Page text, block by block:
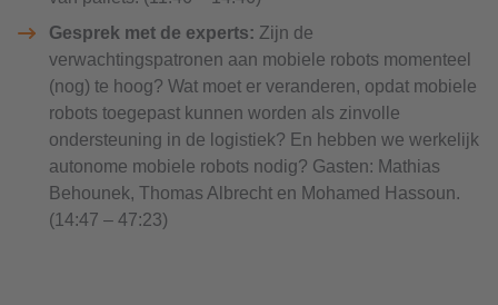
Gesprek met de experts: Zijn de
verwachtingspatronen aan mobiele robots momenteel
(nog) te hoog? Wat moet er veranderen, opdat mobiele
robots toegepast kunnen worden als zinvolle
ondersteuning in de logistiek? En hebben we werkelijk
autonome mobiele robots nodig? Gasten: Mathias
Behounek, Thomas Albrecht en Mohamed Hassoun.
(14:47 – 47:23)